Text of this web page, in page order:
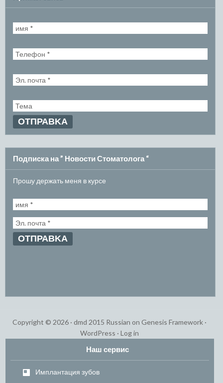
Подписка на ” Новости Стоматолога “
Прошу держать меня в курсе
Copyright © 2026 · dmd 2015 Russian on Genesis Framework ·
WordPress · Log in
Наш сервис
Имплантация зубов